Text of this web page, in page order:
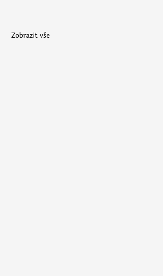
Zobrazit vše